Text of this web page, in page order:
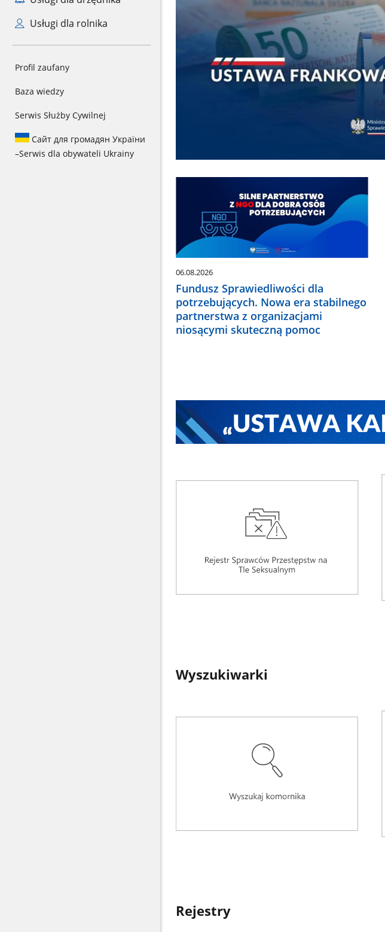
Usługi dla rolnika
Profil zaufany
Baza wiedzy
Serwis Służby Cywilnej
Сайт для громадян України
–Serwis dla obywateli Ukrainy
06.08.2026
Fundusz Sprawiedliwości dla
potrzebujących. Nowa era stabilnego
partnerstwa z organizacjami
niosącymi skuteczną pomoc
Wyszukiwarki
Rejestry